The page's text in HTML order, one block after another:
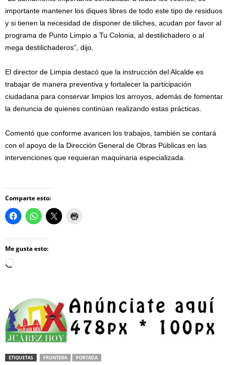
importante mantener los diques libres de todo este tipo de residuos
y si tienen la necesidad de disponer de tiliches, acudan por favor al
programa de Punto Limpio a Tu Colonia, al destilichadero o al
mega destilichaderos”, dijo.
El director de Limpia destacó que la instrucción del Alcalde es
trabajar de manera preventiva y fortalecer la participación
ciudadana para conservar limpios los arroyos, además de fomentar
la denuncia de quienes continúan realizando estas prácticas.
Comentó que conforme avancen los trabajos, también se contará
con el apoyo de la Dirección General de Obras Públicas en las
intervenciones que requieran maquinaria especializada.
Comparte esto:
Me gusta esto:
Loading…
ETIQUETAS FRONTERA PORTADA